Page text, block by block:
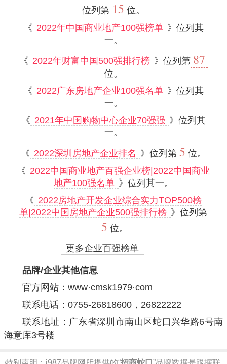
位列第 15 位。
《 2022年中国商业地产100强榜单 》位列其
一。
《 2022年财富中国500强排行榜 》位列第 87
位。
《 2022广东房地产企业100强名单 》位列其
一。
《 2021年中国购物中心企业70强强 》位列其
一。
《 2022深圳房地产企业排名 》位列第 5 位。
《 2022中国商业地产百强企业榜|2022中国商业
地产100强名单 》位列其一。
《 2022房地产开发企业综合实力TOP500榜
单|2022中国房地产企业500强排行榜 》位列第
5 位。
更多企业百强榜单
品牌/企业其他信息
官方网站： www·cmsk1979·com
联系电话：0755-26818600，26822222
联系地址：广东省深圳市南山区蛇口兴华路6号南
海意库3号楼